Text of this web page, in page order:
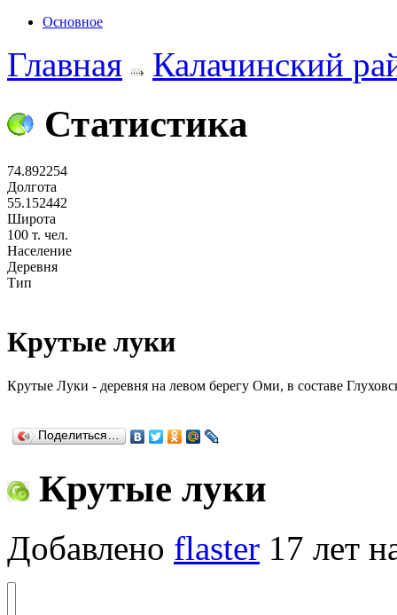
Основное
Главная Калачинский
Статистика
74.892254
Долгота
55.152442
Широта
100 т. чел.
Население
Деревня
Тип
Крутые луки
Крутые Луки - деревня на левом берегу Оми, в составе
Поделиться…
Крутые луки
Добавлено flaster 17 лет